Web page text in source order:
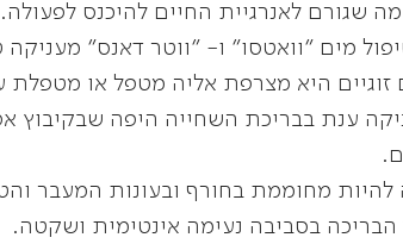
שגורם לאנרגיית החיים להיכנס לפעולה.
מים "וואטסו" ו- "ווטר דאנס" מעניקה
זוגיים היא מצרפת אליה מטפל או מטפלת
ענת בבריכת השחייה היפה שבקיבוץ
להיות מחוממת בחורף ובעונות המעבר
בסביבה נעימה אינטימית ושקטה.